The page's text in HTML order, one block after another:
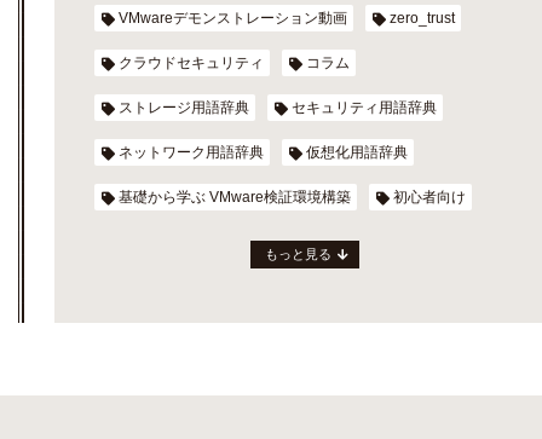
VMwareデモンストレーション動画 zero_trust
クラウドセキュリティ コラム
ストレージ用語辞典 セキュリティ用語辞典
ネットワーク用語辞典 仮想化用語辞典
基礎から学ぶ VMware検証環境構築 初心者向け
もっと見る